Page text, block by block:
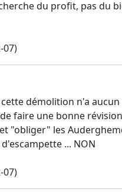
du profit, pas du
07)
démolition n'a aucun
faire une bonne
"obliger" les
... NON
07)